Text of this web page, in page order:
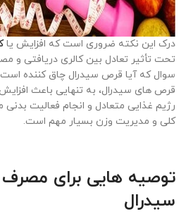
درک این نکته ضروری است که افزایش یا
تحت تأثیر تعادل بین کالری دریافتی و
سوال که آیا قرص سیدرال چاق کننده
قرص های سیدرال، به تنهایی باعث
رژیم غذایی متعادل و انجام فعالیت
کلی و مدیریت وزن بسیار مهم است.
توصیه هایی برای
سیدرال